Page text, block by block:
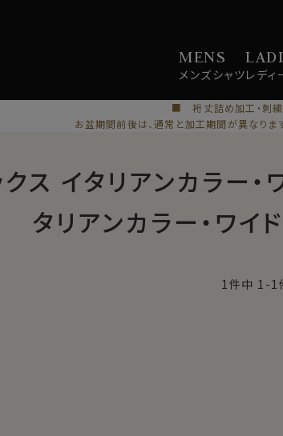
MENS
メンズシャツレディ
■ 裄丈詰め加工・刺
お盆期間前後は、通常と加工期間が異なり
ス イタリアンカラー
タリアンカラー・ワイ
1件中 1 -1